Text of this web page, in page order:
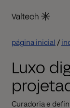
página inicial
Luxo
Curadoria e